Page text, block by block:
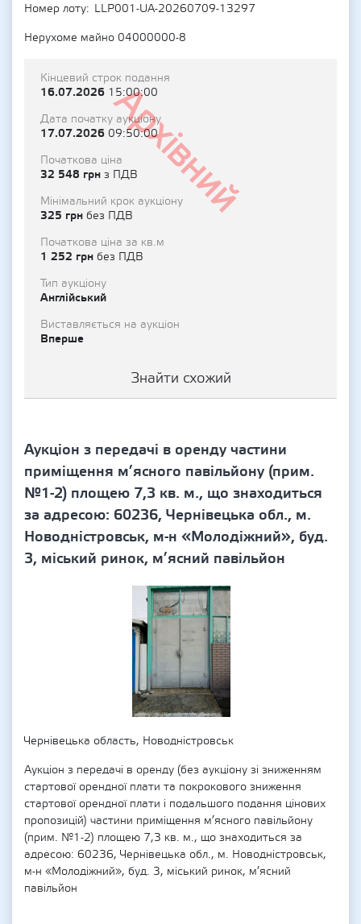
Номер лоту
LLP001-UA-20260709-13297
Нерухоме майно 04000000-8
Архівний
Кінцевий строк подання
16.07.2026 15:00:00
Дата початку аукціону
17.07.2026 09:50:00
Початкова ціна
32 548 грн з ПДВ
Мінімальний крок аукціону
325 грн без ПДВ
Початкова ціна за кв.м
1 252 грн без ПДВ
Тип аукціону
Англійський
Виставляється на аукціон
Вперше
Знайти схожий
Аукціон з передачі в оренду частини
приміщення м’ясного павільйону (прим.
№1-2) площею 7,3 кв. м., що знаходиться
за адресою: 60236, Чернівецька обл., м.
Новодністровськ, м-н «Молодіжний», буд.
3, міський ринок, м’ясний павільйон
Чернівецька область, Новодністровськ
Аукціон з передачі в оренду (без аукціону зі зниженням
стартової орендної плати та покрокового зниження
стартової орендної плати і подальшого подання цінових
пропозицій) частини приміщення м’ясного павільйону
(прим. №1-2) площею 7,3 кв. м., що знаходиться за
адресою: 60236, Чернівецька обл., м. Новодністровськ,
м-н «Молодіжний», буд. 3, міський ринок, м’ясний
павільйон